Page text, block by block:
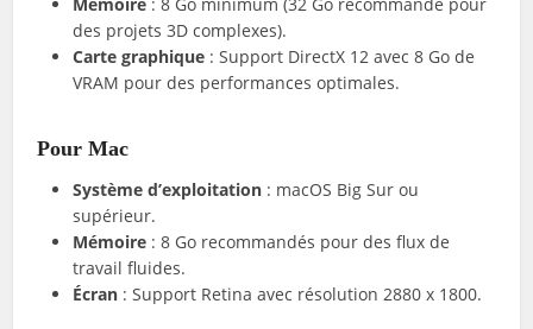
des projets 3D complexes).
Carte graphique : Support DirectX 12 avec 8 Go de
VRAM pour des performances optimales.
Pour Mac
Système d’exploitation : macOS Big Sur ou
supérieur.
Mémoire : 8 Go recommandés pour des flux de
travail fluides.
Écran : Support Retina avec résolution 2880 x 1800.